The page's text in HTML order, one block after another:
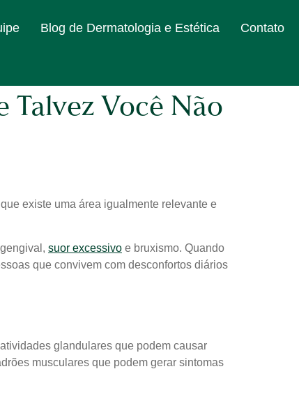
Blog de Dermatologia e Estética Contato
Talvez Você Não
existe uma área igualmente relevante e
suor excessivo e bruxismo. Quando
que convivem com desconfortos diários
glandulares que podem causar
musculares que podem gerar sintomas